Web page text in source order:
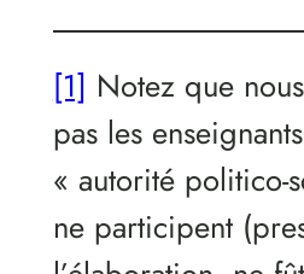
[1] Notez que
pas les
« autorité politico-
ne participent